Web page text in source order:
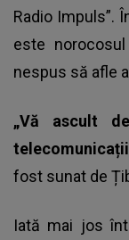
Radio Impuls”.
este
nespus să afle
„Vă ascult
fost sunat de
Iată mai jos